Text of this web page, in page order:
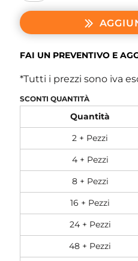
FAI UN PREVENTIVO E
*Tutti i prezzi sono iva
SCONTI QUANTITÀ
Quantità
2 + Pezzi
4 + Pezzi
8 + Pezzi
16 + Pezzi
24 + Pezzi
48 + Pezzi